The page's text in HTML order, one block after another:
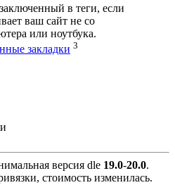
в теги, если
ваш сайт не со
или ноутбука.
закладки 3
версия dle 19.0-20.0.
стоимость изменилась.